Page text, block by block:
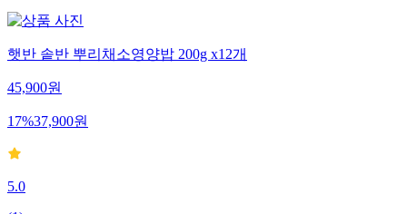
햇반 솥반 뿌리채소영양밥 200g x12개
45,900원
17%37,900원
5.0